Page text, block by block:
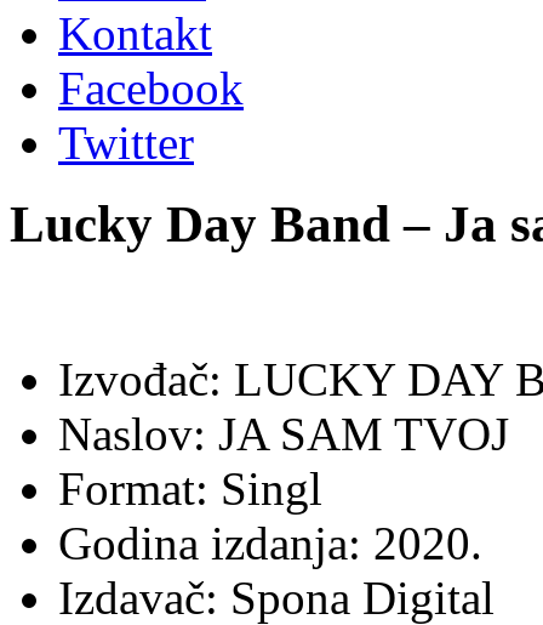
Kontakt
Facebook
Twitter
Lucky Day Band – Ja
Izvođač: LUCKY DAY
Naslov: JA SAM TVOJ
Format: Singl
Godina izdanja: 2020.
Izdavač: Spona Digital